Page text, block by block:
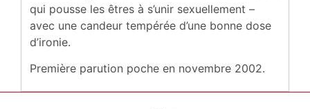
qui pousse les êtres à s’unir sexuellement –
avec une candeur tempérée d’une bonne dose
d’ironie.
Première parution poche en novembre 2002.